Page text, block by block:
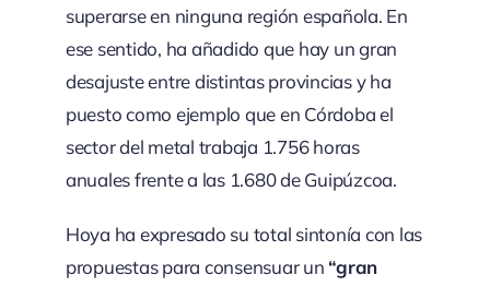
superarse en ninguna región española. En
ese sentido, ha añadido que hay un gran
desajuste entre distintas provincias y ha
puesto como ejemplo que en Córdoba el
sector del metal trabaja 1.756 horas
anuales frente a las 1.680 de Guipúzcoa.
Hoya ha expresado su total sintonía con las
propuestas para consensuar un “gran